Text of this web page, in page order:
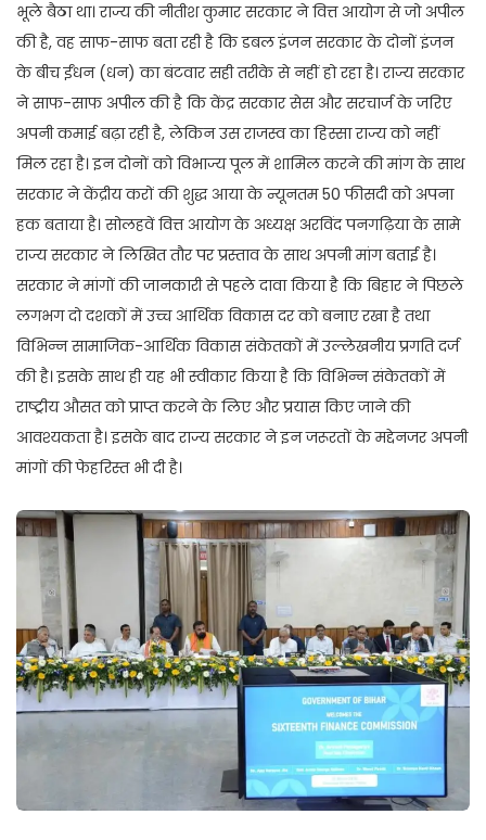
भूले बैठा था। राज्य की नीतीश कुमार सरकार ने वित्त आयोग से जो अपील
की है, वह साफ-साफ बता रही है कि डबल इंजन सरकार के दोनों इंजन
के बीच ईंधन (धन) का बंटवार सही तरीके से नहीं हो रहा है। राज्य सरकार
ने साफ-साफ अपील की है कि केंद्र सरकार सेस और सरचार्ज के जरिए
अपनी कमाई बढ़ा रही है, लेकिन उस राजस्व का हिस्सा राज्य को नहीं
मिल रहा है। इन दोनों को विभाज्य पूल में शामिल करने की मांग के साथ
सरकार ने केंद्रीय करों की शुद्ध आया के न्यूनतम 50 फीसदी को अपना
हक बताया है। सोलहवें वित्त आयोग के अध्यक्ष अरविंद पनगढ़िया के सामे
राज्य सरकार ने लिखित तौर पर प्रस्ताव के साथ अपनी मांग बताई है।
सरकार ने मांगों की जानकारी से पहले दावा किया है कि बिहार ने पिछले
लगभग दो दशकों में उच्च आर्थिक विकास दर को बनाए रखा है तथा
विभिन्न सामाजिक-आर्थिक विकास संकेतकों में उल्लेखनीय प्रगति दर्ज
की है। इसके साथ ही यह भी स्वीकार किया है कि विभिन्न संकेतकों में
राष्ट्रीय औसत को प्राप्त करने के लिए और प्रयास किए जाने की
आवश्यकता है। इसके बाद राज्य सरकार ने इन जरूरतों के मद्देनजर अपनी
मांगों की फेहरिस्त भी दी है।